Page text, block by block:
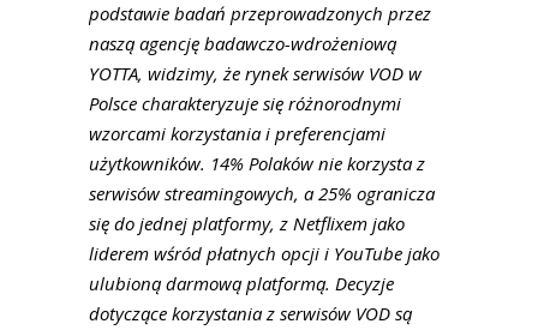
podstawie badań przeprowadzonych przez
naszą agencję badawczo-wdrożeniową
YOTTA, widzimy, że rynek serwisów VOD w
Polsce charakteryzuje się różnorodnymi
wzorcami korzystania i preferencjami
użytkowników. 14% Polaków nie korzysta z
serwisów streamingowych, a 25% ogranicza
się do jednej platformy, z Netflixem jako
liderem wśród płatnych opcji i YouTube jako
ulubioną darmową platformą. Decyzje
dotyczące korzystania z serwisów VOD są